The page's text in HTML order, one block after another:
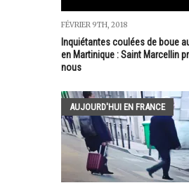
FÉVRIER 9TH, 2018
Inquiétantes coulées de boue
en Martinique : Saint Marcellin
nous
AUJOURD'HUI EN FRANCE